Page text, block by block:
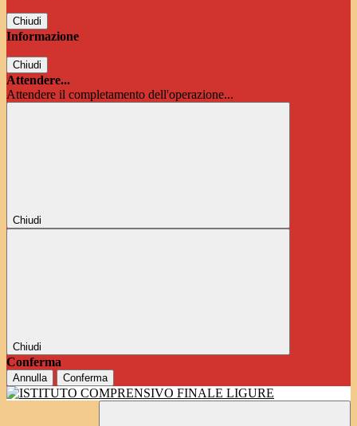
Chiudi
Informazione
Chiudi
Attendere...
Attendere il completamento dell'operazione...
Chiudi
Chiudi
Conferma
Annulla Conferma